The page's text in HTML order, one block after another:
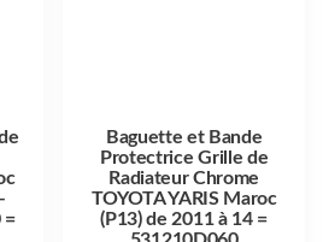
=
Baguette et Bande
Protectrice Grille de
Radiateur Chrome
TOYOTA YARIS Maroc
(P13) de 2011 à 14 =